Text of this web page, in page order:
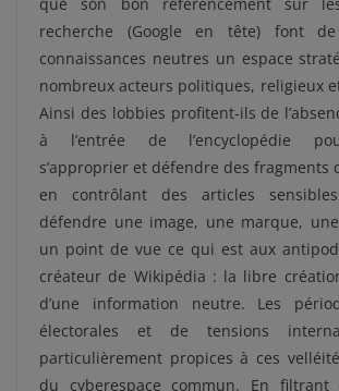
recherche (Google en tête) font
connaissances neutres un espace
nombreux acteurs politiques, religieux
Ainsi des lobbies profitent-ils de
à l’entrée de l’encyclopédie
s’approprier et défendre des fragments
en contrôlant des articles
défendre une image, une marque,
un point de vue ce qui est aux
créateur de Wikipédia : la libre
d’une information neutre. Les
électorales et de tensions
particulièrement propices à ces
du cyberespace commun. En